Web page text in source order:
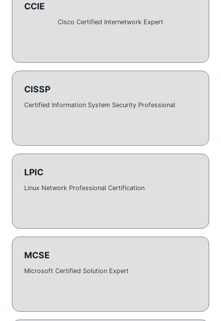
CCIE
Cisco Certified Internetwork Expert
CISSP
Certified Information System Security Professional
LPIC
Linux Network Professional Certification
MCSE
Microsoft Certified Solution Expert